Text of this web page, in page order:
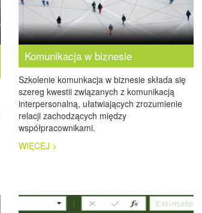
Komunikacja w biznesie
Szkolenie komunkacja w biznesie składa się
szereg kwestii związanych z komunikacją
interpersonalną, ułatwiających zrozumienie
relacji zachodzących między
współpracownikami.
WIĘCEJ >